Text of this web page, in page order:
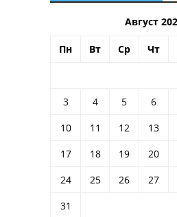
Август
Пн Вт Ср Чт
3
4 5 6
10
11 12 13
17
18 19 20
24
25 26 27
31